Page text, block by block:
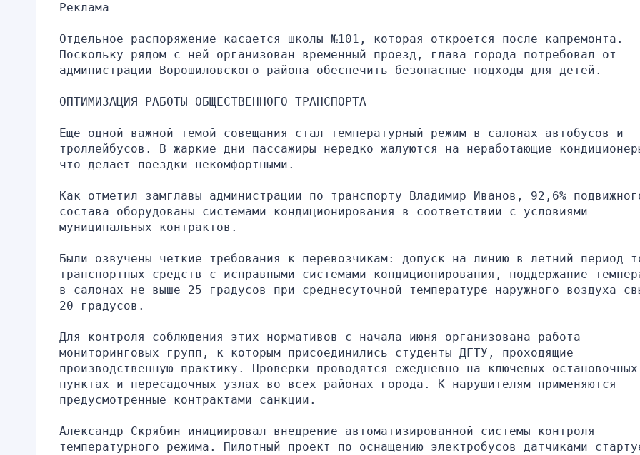
Реклама
Отдельное распоряжение касается школы №101, которая откроется после капремонта.
Поскольку рядом с ней организован временный проезд, глава города потребовал от
администрации Ворошиловского района обеспечить безопасные подходы для детей.
ОПТИМИЗАЦИЯ РАБОТЫ ОБЩЕСТВЕННОГО ТРАНСПОРТА
Еще одной важной темой совещания стал температурный режим в салонах автобусов и
троллейбусов. В жаркие дни пассажиры нередко жалуются на неработающие
что делает поездки некомфортными.
Как отметил замглавы администрации по транспорту Владимир Иванов, 92,6%
состава оборудованы системами кондиционирования в соответствии с условиями
муниципальных контрактов.
Были озвучены четкие требования к перевозчикам: допуск на линию в летний период
транспортных средств с исправными системами кондиционирования, поддержание
в салонах не выше 25 градусов при среднесуточной температуре наружного воздуха
20 градусов.
Для контроля соблюдения этих нормативов с начала июня организована работа
мониторинговых групп, к которым присоединились студенты ДГТУ, проходящие
производственную практику. Проверки проводятся ежедневно на ключевых остановочных
пунктах и пересадочных узлах во всех районах города. К нарушителям применяются
предусмотренные контрактами санкции.
Александр Скрябин инициировал внедрение автоматизированной системы контроля
температурного режима. Пилотный проект по оснащению электробусов датчиками